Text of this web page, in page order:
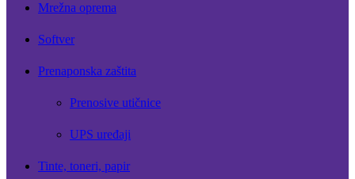
Mrežna oprema
Softver
Prenaponska zaštita
Prenosive utičnice
UPS uređaji
Tinte, toneri, papir